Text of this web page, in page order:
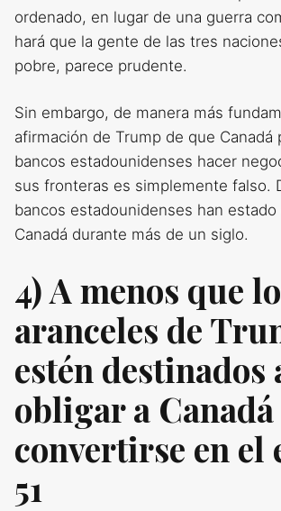
ordenado, en lugar de una guerra
hará que la gente de las tres
pobre, parece prudente.
Sin embargo, de manera más
afirmación de Trump de que Canadá
bancos estadounidenses hacer
sus fronteras es simplemente falso.
bancos estadounidenses han estado
Canadá durante más de un siglo.
4) A menos que
aranceles de
estén destinados
obligar a Canadá
convertirse en el
51